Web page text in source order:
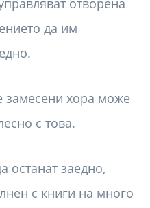
отворена
да им
замесени хора може
с това.
останат заедно,
с книги на много